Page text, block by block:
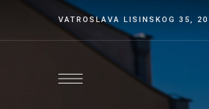
VATROSLAVA LISINSKOG 35,